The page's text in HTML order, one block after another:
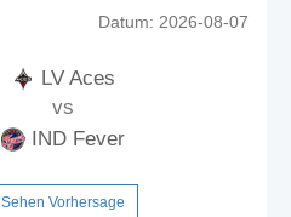
Datum: 2026-08-07
LV Aces
vs
IND Fever
Sehen Vorhersage